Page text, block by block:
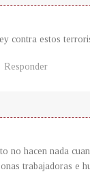
contra estos
Responder
no hacen nada
trabajadoras e